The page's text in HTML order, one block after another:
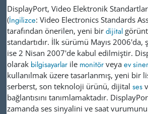
DisplayPort, Video Elektronik
(İngilizce: Video Electronics Standards
tarafından önerilen, yeni bir dijital
standartıdır. İlk sürümü Mayıs
ise 2 Nisan 2007'de kabul edilmiştir.
olarak bilgisayarlar ile monitör veya ev
kullanılmak üzere tasarlanmış, yeni bir
serberst, son teknoloji ürünü, dijital ses
bağlantısını tanımlamaktadır.
zamanda ses sinyalini ve saat